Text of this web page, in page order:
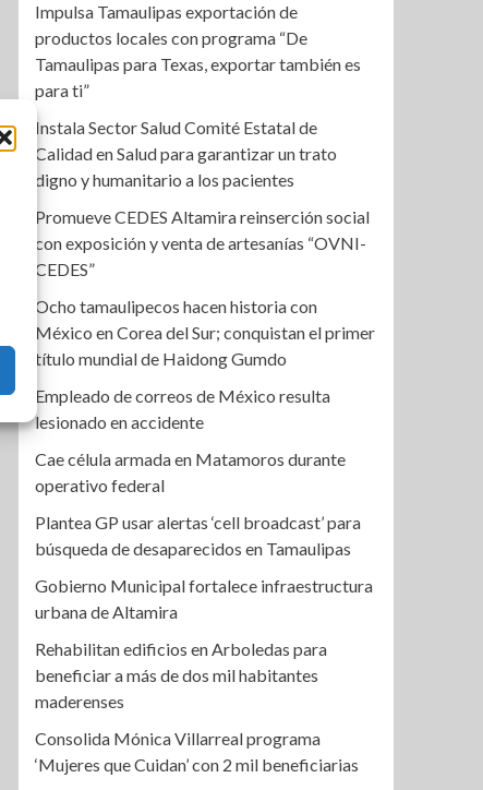
Impulsa Tamaulipas exportación de
productos locales con programa “De
Tamaulipas para Texas, exportar también es
para ti”
Instala Sector Salud Comité Estatal de
Calidad en Salud para garantizar un trato
digno y humanitario a los pacientes
Promueve CEDES Altamira reinserción social
con exposición y venta de artesanías “OVNI-
CEDES”
Ocho tamaulipecos hacen historia con
México en Corea del Sur; conquistan el primer
título mundial de Haidong Gumdo
Empleado de correos de México resulta
lesionado en accidente
Cae célula armada en Matamoros durante
operativo federal
Plantea GP usar alertas ‘cell broadcast’ para
búsqueda de desaparecidos en Tamaulipas
Gobierno Municipal fortalece infraestructura
urbana de Altamira
Rehabilitan edificios en Arboledas para
beneficiar a más de dos mil habitantes
maderenses
Consolida Mónica Villarreal programa
‘Mujeres que Cuidan’ con 2 mil beneficiarias